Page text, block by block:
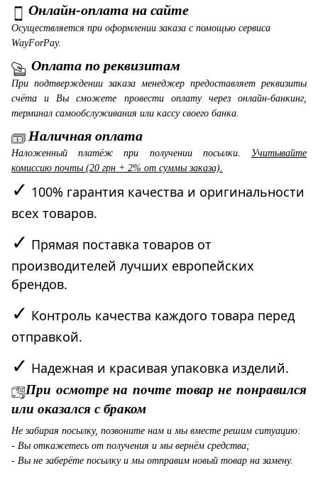
Онлайн-оплата на сайте
Осуществляется при оформлении заказа с помощью сервиса
WayForPay.
Оплата по реквизитам
При подтверждении заказа менеджер предоставляет реквизиты
счёта и Вы сможете провести оплату через онлайн-банкинг,
терминал самообслуживания или кассу своего банка.
Наличная оплата
Наложенный платёж при получении посылки. Учитывайте
комиссию почты (20 грн + 2% от суммы заказа).
✓ 100% гарантия качества и оригинальности
всех товаров.
✓ Прямая поставка товаров от
производителей лучших европейских
брендов.
✓ Контроль качества каждого товара перед
отправкой.
✓ Надежная и красивая упаковка изделий.
При осмотре на почте товар не понравился
или оказался с браком
Не забирая посылку, позвоните нам и мы вместе решим ситуацию:
- Вы откажетесь от получения и мы вернём средства;
- Вы не заберёте посылку и мы отправим новый товар на замену.